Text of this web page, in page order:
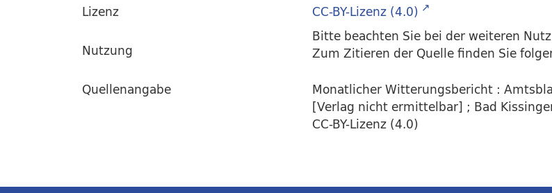
Lizenz
CC-BY-Lizenz (4.0)
Nutzung
Bitte beachten Sie bei der weiteren
Zum Zitieren der Quelle finden Sie
Quellenangabe
Monatlicher Witterungsbericht :
[Verlag nicht ermittelbar] ; Bad
CC-BY-Lizenz (4.0)